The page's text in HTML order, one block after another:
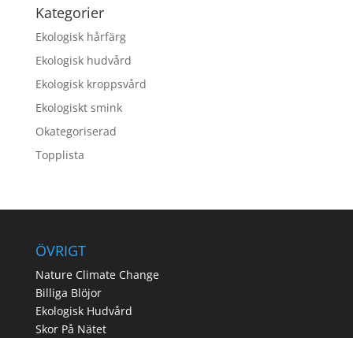
Kategorier
Ekologisk hårfärg
Ekologisk hudvård
Ekologisk kroppsvård
Ekologiskt smink
Okategoriserad
Topplista
ÖVRIGT
Nature Climate Change
Billiga Blöjor
Ekologisk Hudvård
Skor På Nätet